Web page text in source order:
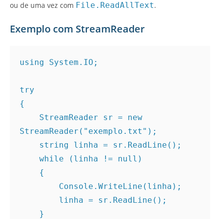
ou de uma vez com File.ReadAllText.
Exemplo com StreamReader
using System.IO;
try
{
StreamReader("exemplo.txt");
    string linha = sr.ReadLine();
    while (linha != null)
    {
        Console.WriteLine(linha);
        linha = sr.ReadLine();
    }